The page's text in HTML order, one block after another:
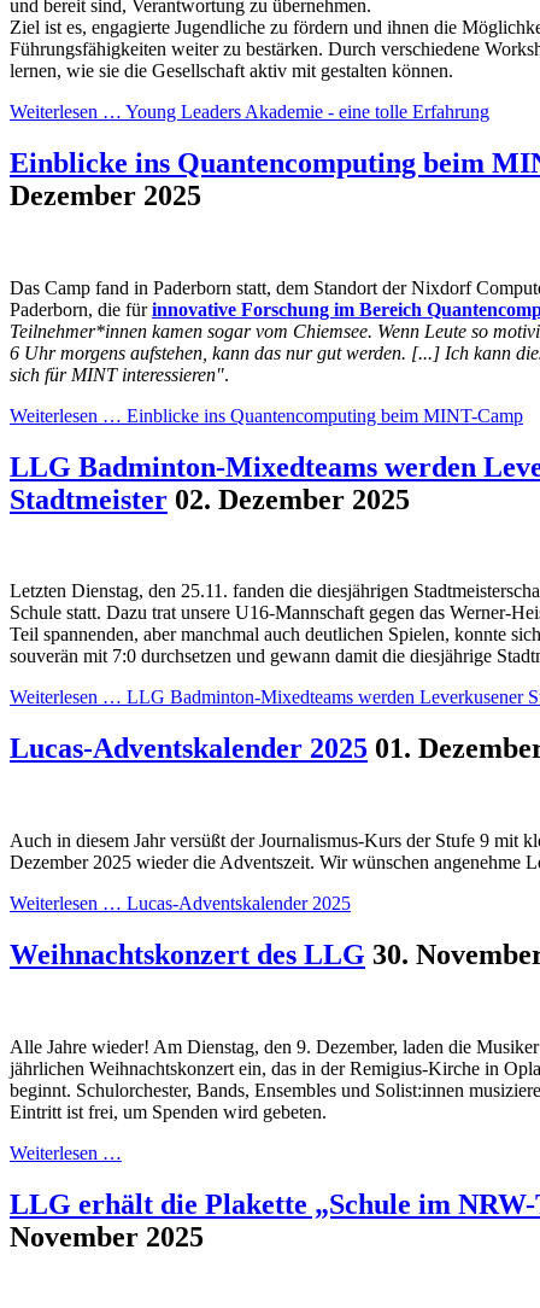
und bereit sind, Verantwortung zu übernehmen.
Ziel ist es, engagierte Jugendliche zu fördern und ihnen die
Führungsfähigkeiten weiter zu bestärken. Durch verschiedene
lernen, wie sie die Gesellschaft aktiv mit gestalten können.
Weiterlesen … Young Leaders Akademie - eine tolle Erfahrung
Einblicke ins Quantencomputing beim
Dezember 2025
Das Camp fand in Paderborn statt, dem Standort der Nixdorf
Paderborn, die fürinnovative Forschung im Bereich
Teilnehmer*innen kamen sogar vom Chiemsee. Wenn Leute so
6 Uhr morgens aufstehen, kann das nur gut werden. [...] Ich kann
sich für MINT interessieren".
Weiterlesen … Einblicke ins Quantencomputing beim MINT-Camp
LLG Badminton-Mixedteams werden
Stadtmeister 02. Dezember 2025
Letzten Dienstag, den 25.11. fanden die diesjährigen
Schule statt. Dazu trat unsere U16-Mannschaft gegen das Werner-
Teil spannenden, aber manchmal auch deutlichen Spielen, konnte
souverän mit 7:0 durchsetzen und gewann damit die diesjährige
Weiterlesen … LLG Badminton-Mixedteams werden Leverkusener
Lucas-Adventskalender 2025 01.
Auch in diesem Jahr versüßt der Journalismus-Kurs der Stufe 9 mit
Dezember 2025 wieder die Adventszeit. Wir wünschen angenehme
Weiterlesen … Lucas-Adventskalender 2025
Weihnachtskonzert des LLG 30.
Alle Jahre wieder! Am Dienstag, den 9. Dezember, laden die
jährlichen Weihnachtskonzert ein, das in der Remigius-Kirche in
beginnt. Schulorchester, Bands, Ensembles und Solist:innen
Eintritt ist frei, um Spenden wird gebeten.
Weiterlesen …
LLG erhält die Plakette „Schule im
November 2025